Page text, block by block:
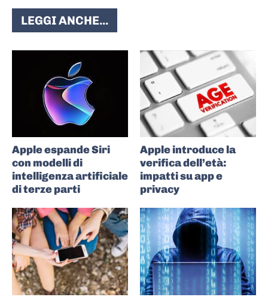
LEGGI ANCHE...
Apple espande Siri
con modelli di
intelligenza artificiale
di terze parti
Apple introduce la
verifica dell’età:
impatti su app e
privacy